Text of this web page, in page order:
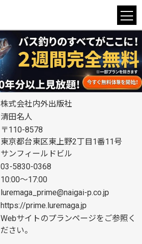
株式会社内外出版社
清田名人
〒110-8578
東京都台東区東上野2丁目1番11号
サンフィールドビル
03-5830-0368
10:00～17:00
luremaga_prime@naigai-p.co.jp
https://prime.luremaga.jp
Webサイトのプランページをご参照く
ださい。